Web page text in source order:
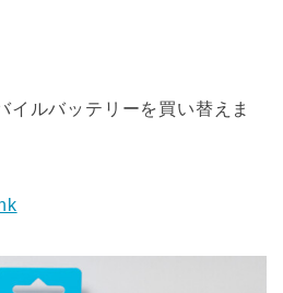
イルバッテリーを買い替えま